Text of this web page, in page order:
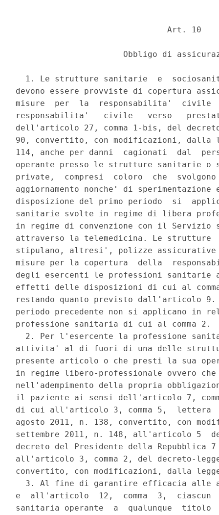
                               Art. 10
Obbligo di
1. Le strutture sanitarie  e
devono essere provviste di copertura
misure  per  la  responsabilita'
responsabilita'   civile   verso
dell'articolo 27, comma 1-bis, del
90, convertito, con modificazioni, dalla
114, anche per danni  cagionati  dal
operante presso le strutture sanitarie o
private,  compresi  coloro  che
aggiornamento nonche' di
disposizione del primo periodo  si
sanitarie svolte in regime di libera
in regime di convenzione con il Servizio
attraverso la telemedicina. Le
stipulano, altresi', polizze assicurative
misure per la copertura  della
degli esercenti le professioni
effetti delle disposizioni di cui al
restando quanto previsto dall'articolo
periodo precedente non si applicano in
professione sanitaria di cui al comma 2.
2. Per l'esercente la professione
attivita' al di fuori di una delle
presente articolo o che presti la sua
in regime libero-professionale ovvero
nell'adempimento della propria
il paziente ai sensi dell'articolo 7,
di cui all'articolo 3, comma 5,  lettera
agosto 2011, n. 138, convertito, con
settembre 2011, n. 148, all'articolo 5
decreto del Presidente della Repubblica
all'articolo 3, comma 2, del decreto-
convertito, con modificazioni, dalla
3. Al fine di garantire efficacia alle
e  all'articolo  12,  comma  3,  ciascun
sanitaria operante  a  qualunque